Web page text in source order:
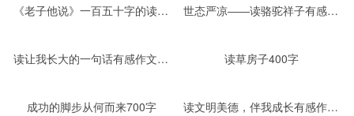
《老子他说》一百五十字的读后感 世态严凉――读骆驼祥子有感作文1200字
读让我长大的一句话有感作文1090字1000字 读草房子400字
成功的脚步从何而来700字 读文明美德，伴我成长有感作文600字